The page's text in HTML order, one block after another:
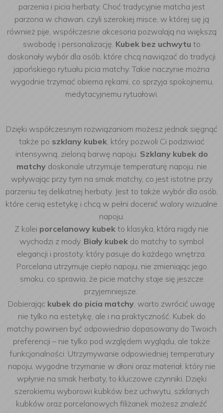
parzenia i picia herbaty. Choć tradycyjnie matcha jest
parzona w chawan, czyli szerokiej misce, w której się ją
również pije, współczesne akcesoria pozwalają na większą
swobodę i personalizację. Kubek bez uchwytu to
doskonały wybór dla osób, które chcą nawiązać do tradycji
japońskiego rytuału picia matchy. Takie naczynie można
wygodnie trzymać obiema rękami, co sprzyja spokojnemu,
medytacyjnemu rytuałowi.
Dzięki współczesnym rozwiązaniom możesz jednak sięgnąć
także po szklany kubek, który pozwoli Ci podziwiać
intensywną, zieloną barwę napoju. Szklany kubek do
matchydoskonale utrzymuje temperaturę napoju, nie
wpływając przy tym na smak matchy, co jest istotne przy
parzeniu tej delikatnej herbaty. Jest to także wybór dla osób,
które cenią estetykę i chcą w pełni docenić walory wizualne
napoju.
Z kolei porcelanowy kubek to klasyka, która nigdy nie
wychodzi z mody. Biały kubek do matchy to symbol
elegancji i prostoty, który pasuje do każdego wnętrza.
Porcelana utrzymuje ciepło napoju, nie zmieniając jego
smaku, co sprawia, że picie matchy staje się jeszcze
przyjemniejsze.
Dobierając kubek do picia matchy, warto zwrócić uwagę
nie tylko na estetykę, ale i na praktyczność. Kubek do
matchy powinien być odpowiednio dopasowany do Twoich
preferencji – nie tylko pod względem wyglądu, ale także
funkcjonalności. Utrzymywanie odpowiedniej temperatury
napoju, wygodne trzymanie w dłoni oraz materiał, który nie
wpłynie na smak herbaty, to kluczowe czynniki. Dzięki
szerokiemu wyborowi kubków bez uchwytu, szklanych
kubków oraz porcelanowych filiżanek możesz znaleźć